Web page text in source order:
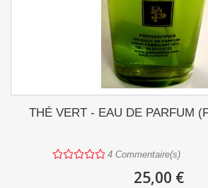
THÉ VERT - EAU DE PARFUM
4 Commentaire(s)
25,00 €